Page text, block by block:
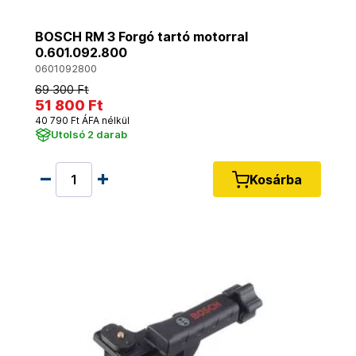
BOSCH RM 3 Forgó tartó motorral
0.601.092.800
0601092800
69 300 Ft
51 800 Ft
40 790 Ft ÁFA nélkül
Utolsó 2 darab
Kosárba